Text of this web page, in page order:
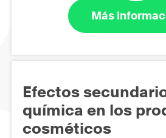
Más
Efectos
química en los
cosméticos